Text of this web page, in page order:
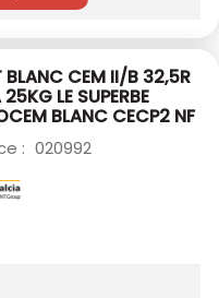
BLANC CEM II/B 32,5R
25KG LE SUPERBE
BLANC CECP2 NF
: 020992